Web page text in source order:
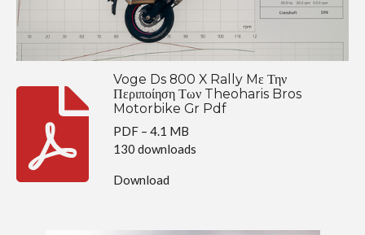
Voge Ds 800 X Rally Mε Την
Περιποίηση Των Theoharis Bros
Motorbike Gr Pdf
PDF – 4.1 MB
130 downloads
Download